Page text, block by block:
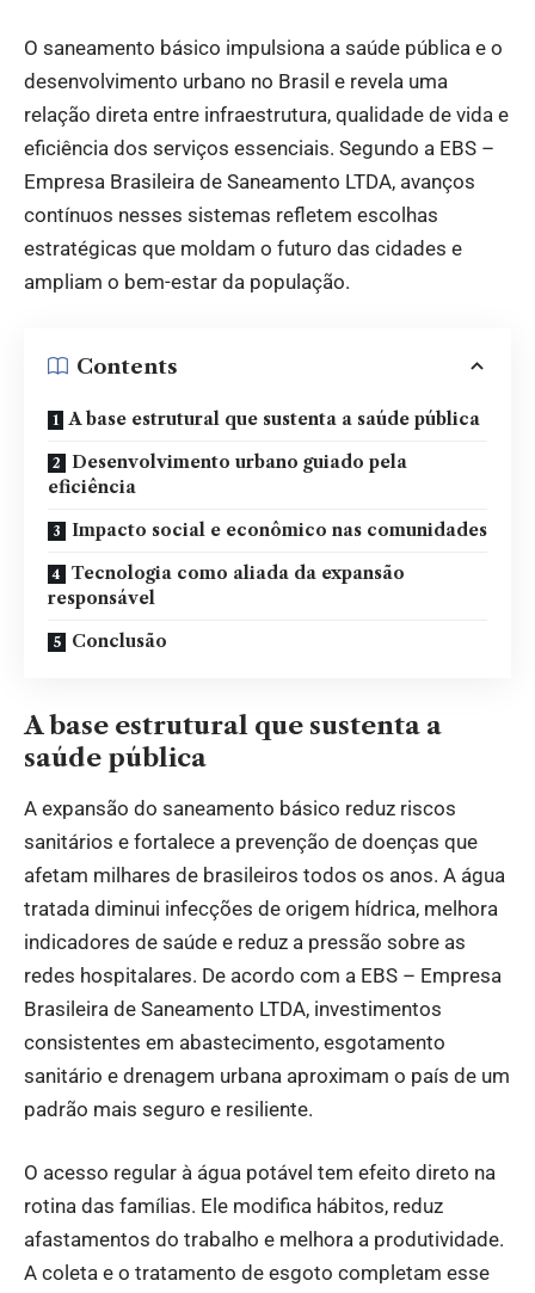
O saneamento básico impulsiona a saúde pública e o
desenvolvimento urbano no Brasil e revela uma
relação direta entre infraestrutura, qualidade de vida e
eficiência dos serviços essenciais. Segundo a EBS –
Empresa Brasileira de Saneamento LTDA, avanços
contínuos nesses sistemas refletem escolhas
estratégicas que moldam o futuro das cidades e
ampliam o bem-estar da população.
Contents
A base estrutural que sustenta a saúde pública
Desenvolvimento urbano guiado pela
eficiência
Impacto social e econômico nas comunidades
Tecnologia como aliada da expansão
responsável
Conclusão
A base estrutural que sustenta a
saúde pública
A expansão do saneamento básico reduz riscos
sanitários e fortalece a prevenção de doenças que
afetam milhares de brasileiros todos os anos. A água
tratada diminui infecções de origem hídrica, melhora
indicadores de saúde e reduz a pressão sobre as
redes hospitalares. De acordo com a EBS – Empresa
Brasileira de Saneamento LTDA, investimentos
consistentes em abastecimento, esgotamento
sanitário e drenagem urbana aproximam o país de um
padrão mais seguro e resiliente.
O acesso regular à água potável tem efeito direto na
rotina das famílias. Ele modifica hábitos, reduz
afastamentos do trabalho e melhora a produtividade.
A coleta e o tratamento de esgoto completam esse